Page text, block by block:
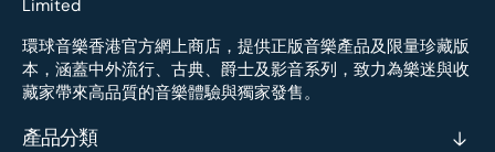
環球音樂香港官方網上商店，提供正版音樂產品及限量珍藏版
本，涵蓋中外流行、古典、爵士及影音系列，致力為樂迷與收
藏家帶來高品質的音樂體驗與獨家發售。
產品分類